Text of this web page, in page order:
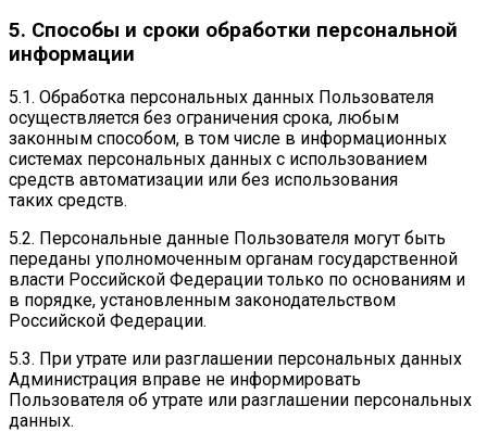
5. Способы и сроки обработки персональной
информации
5.1. Обработка персональных данных Пользователя
осуществляется без ограничения срока, любым
законным способом, в том числе в информационных
системах персональных данных с использованием
средств автоматизации или без использования
таких средств.
5.2. Персональные данные Пользователя могут быть
переданы уполномоченным органам государственной
власти Российской Федерации только по основаниям и
в порядке, установленным законодательством
Российской Федерации.
5.3. При утрате или разглашении персональных данных
Администрация вправе не информировать
Пользователя об утрате или разглашении персональных
данных.